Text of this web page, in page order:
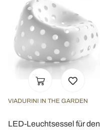
VIADURINI IN THE GARDEN
LED-Leuchtsessel für den